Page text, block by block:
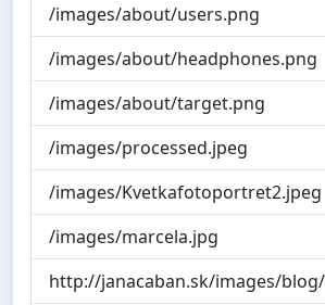
/images/about/users.png
/images/about/headphones.png
/images/about/target.png
/images/processed.jpeg
/images/Kvetkafotoportret2.jpeg
/images/marcela.jpg
http://janacaban.sk/images/blog/